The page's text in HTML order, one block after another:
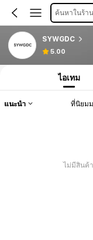
ค้นหาในร้าน
SYWGDC
5.00
ไอเทม
แนะนำ ที่นิยม
ไม่มีสินค้